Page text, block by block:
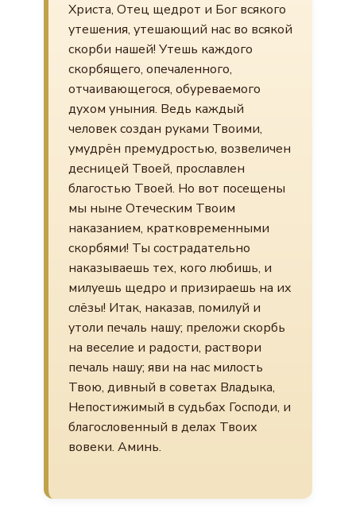
Христа, Отец щедрот и Бог всякого
утешения, утешающий нас во всякой
скорби нашей! Утешь каждого
скорбящего, опечаленного,
отчаивающегося, обуреваемого
духом уныния. Ведь каждый
человек создан руками Твоими,
умудрён премудростью, возвеличен
десницей Твоей, прославлен
благостью Твоей. Но вот посещены
мы ныне Отеческим Твоим
наказанием, кратковременными
скорбями! Ты сострадательно
наказываешь тех, кого любишь, и
милуешь щедро и призираешь на их
слёзы! Итак, наказав, помилуй и
утоли печаль нашу; преложи скорбь
на веселие и радости, раствори
печаль нашу; яви на нас милость
Твою, дивный в советах Владыка,
Непостижимый в судьбах Господи, и
благословенный в делах Твоих
вовеки. Аминь.